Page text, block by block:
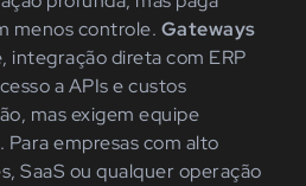
menos controle. Gateways
integração direta com ERP
a APIs e custos
mas exigem equipe
empresas com alto
SaaS ou qualquer operação